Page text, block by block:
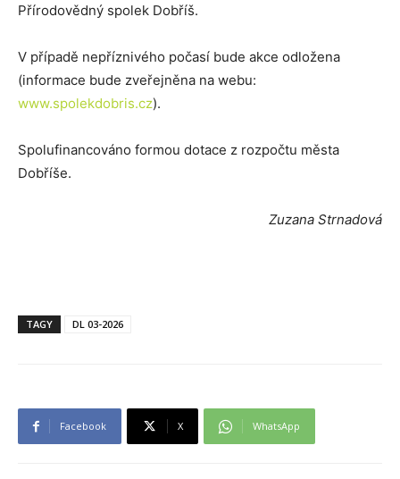
Přírodovědný spolek Dobříš.
V případě nepříznivého počasí bude akce odložena
(informace bude zveřejněna na webu:
www.spolekdobris.cz).
Spolufinancováno formou dotace z rozpočtu města
Dobříše.
Zuzana Strnadová
TAGY DL 03-2026
Facebook X WhatsApp